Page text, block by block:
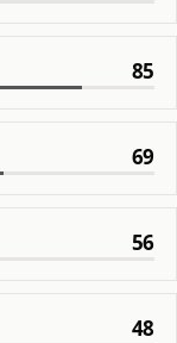
85
69
56
48